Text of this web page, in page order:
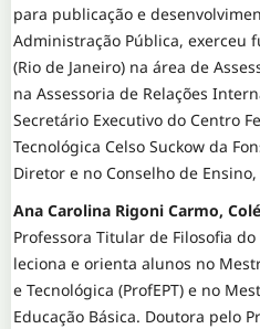
para publicação e
Administração Pública, exerceu
(Rio de Janeiro) na área de
na Assessoria de Relações
Secretário Executivo do Centro
Tecnológica Celso Suckow da
Diretor e no Conselho de
Ana Carolina Rigoni Carmo,
Professora Titular de Filosofia
leciona e orienta alunos no
e Tecnológica (ProfEPT) e no
Educação Básica. Doutora pelo